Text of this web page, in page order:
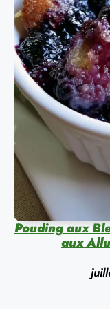
Pouding aux
aux